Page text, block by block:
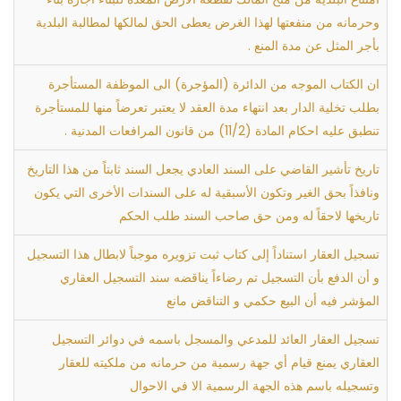
وحرمانه من منفعتها لهذا الغرض يعطى الحق لمالكها لمطالبة البلدية
بأجر المثل عن مدة المنع .
ان الكتاب الموجه من الدائرة (المؤجرة) الى الموظفة المستأجرة
بطلب تخلية الدار بعد انتهاء مدة العقد لا يعتبر تعرضاً منها للمستأجرة
تنطبق عليه احكام المادة (11/2) من قانون المرافعات المدنية .
تاريخ تأشير القاضي على السند العادي يجعل السند ثابتاً من هذا التاريخ
ونافذاً بحق الغير وتكون الأسبقية له على السندات الأخرى التي يكون
تاريخها لاحقاً له ومن حق صاحب السند طلب الحكم
تسجيل العقار استناداً إلى كتاب ثبت تزويره موجباً لابطال هذا التسجيل
و أن الدفع بأن التسجيل تم رضاءاً يناقضه سند التسجيل العقاري
المؤشر فيه أن البيع حكمي و التناقض مانع
تسجيل العقار العائد للمدعي والمسجل باسمه في دوائر التسجيل
العقاري يمنع قيام أي جهة رسمية من حرمانه من ملكيته للعقار
وتسجيله باسم هذه الجهة الرسمية الا في الاحوال